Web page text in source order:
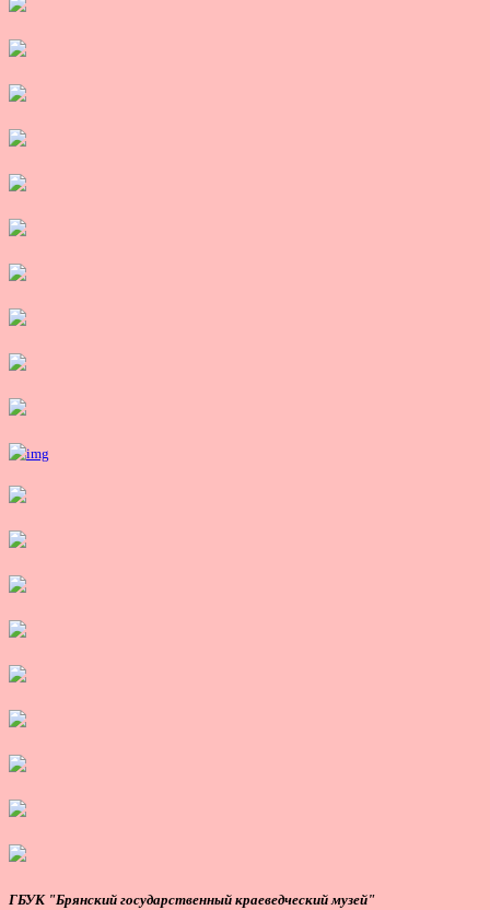
ГБУК "Брянский государственный краеведческий музей"